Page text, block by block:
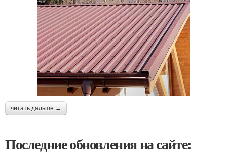
читать дальше →
Последние обновления на сайте: